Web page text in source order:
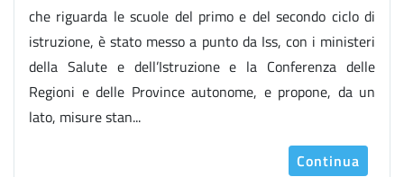
che riguarda le scuole del primo e del secondo ciclo di
istruzione, è stato messo a punto da Iss, con i ministeri
della Salute e dell’Istruzione e la Conferenza delle
Regioni e delle Province autonome, e propone, da un
lato, misure stan...
Continua